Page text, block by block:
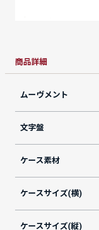
商品詳細
ムーヴメント
文字盤
ケース素材
ケースサイズ(横)
ケースサイズ(縦)